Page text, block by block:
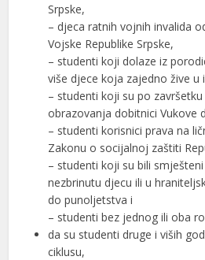
Srpske,
– djeca ratnih vojnih invalida
Vojske Republike Srpske,
– studenti koji dolaze iz
više djece koja zajedno žive
– studenti koji su po
obrazovanja dobitnici Vukove
– studenti korisnici prava na
Zakonu o socijalnoj zaštiti
– studenti koji su bili
nezbrinutu djecu ili u
do punoljetstva i
– studenti bez jednog ili oba
da su studenti druge i viših
ciklusu,